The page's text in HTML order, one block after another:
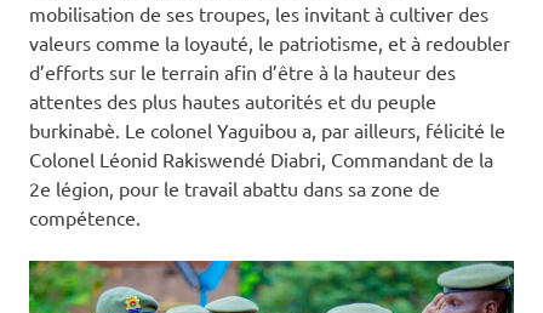
mobilisation de ses troupes, les invitant à cultiver des
valeurs comme la loyauté, le patriotisme, et à redoubler
d’efforts sur le terrain afin d’être à la hauteur des
attentes des plus hautes autorités et du peuple
burkinabè. Le colonel Yaguibou a, par ailleurs, félicité le
Colonel Léonid Rakiswendé Diabri, Commandant de la
2e légion, pour le travail abattu dans sa zone de
compétence.